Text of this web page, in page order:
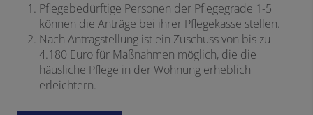
Pflegebedürftige Personen der Pflegegrade 1-5
können die Anträge bei ihrer Pflegekasse stellen.
Nach Antragstellung ist ein Zuschuss von bis zu
4.180 Euro für Maßnahmen möglich, die die
häusliche Pflege in der Wohnung erheblich
erleichtern.